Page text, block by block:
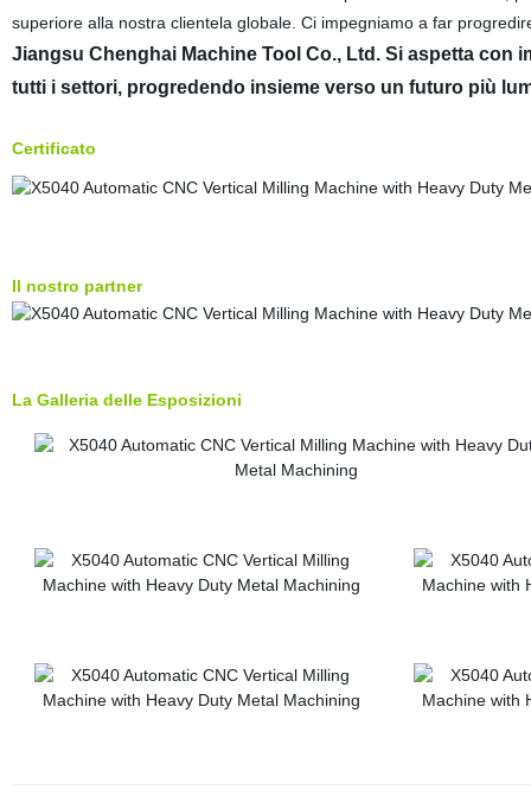
superiore alla nostra clientela globale. Ci impegniamo a far
Jiangsu Chenghai Machine Tool Co., Ltd. Si aspetta con
tutti i settori, progredendo insieme verso un futuro più
Certificato
Il nostro partner
La Galleria delle Esposizioni